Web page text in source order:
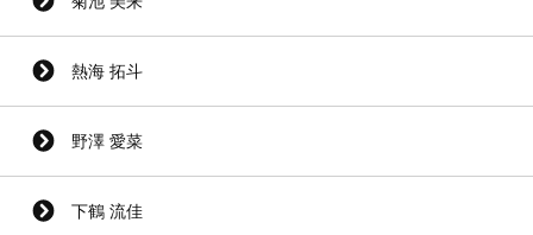
熱海 拓斗
野澤 愛菜
下鶴 流佳